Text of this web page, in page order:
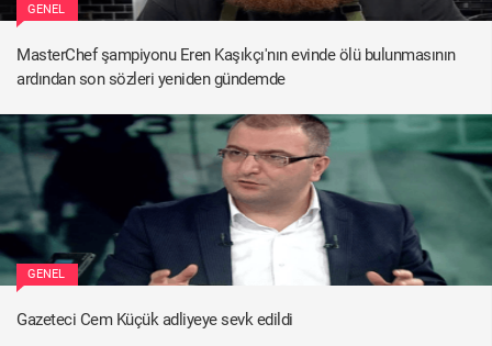
GENEL
MasterChef şampiyonu Eren Kaşıkçı'nın evinde ölü bulunmasının
ardından son sözleri yeniden gündemde
GENEL
Gazeteci Cem Küçük adliyeye sevk edildi